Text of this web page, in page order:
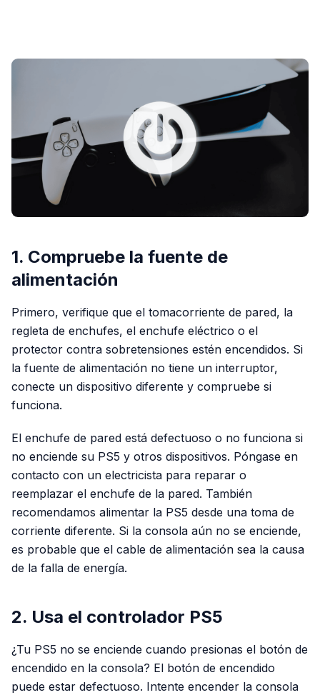
1. Compruebe la fuente de
alimentación
Primero, verifique que el tomacorriente de pared, la
regleta de enchufes, el enchufe eléctrico o el
protector contra sobretensiones estén encendidos. Si
la fuente de alimentación no tiene un interruptor,
conecte un dispositivo diferente y compruebe si
funciona.
El enchufe de pared está defectuoso o no funciona si
no enciende su PS5 y otros dispositivos. Póngase en
contacto con un electricista para reparar o
reemplazar el enchufe de la pared. También
recomendamos alimentar la PS5 desde una toma de
corriente diferente. Si la consola aún no se enciende,
es probable que el cable de alimentación sea la causa
de la falla de energía.
2. Usa el controlador PS5
¿Tu PS5 no se enciende cuando presionas el botón de
encendido en la consola? El botón de encendido
puede estar defectuoso. Intente encender la consola